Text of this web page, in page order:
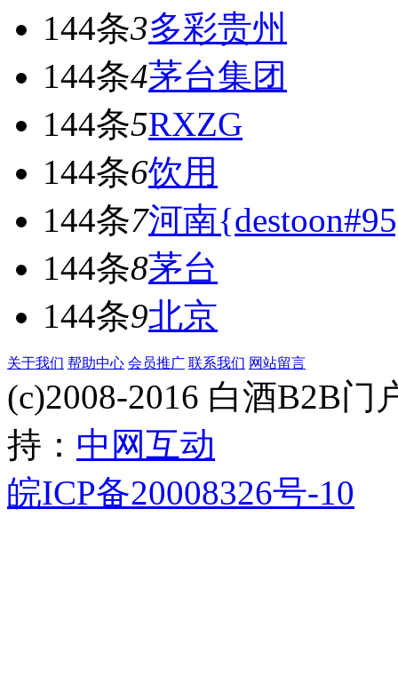
144条3多彩贵州
144条4茅台集团
144条5RXZG
144条6饮用
144条7河南
144条8茅台
144条9北京
关于我们 帮助中心 会员推广 联系我们 网站留言
(c)2008-2016 白酒B2B门
持： 中网互动
皖ICP备20008326号-10